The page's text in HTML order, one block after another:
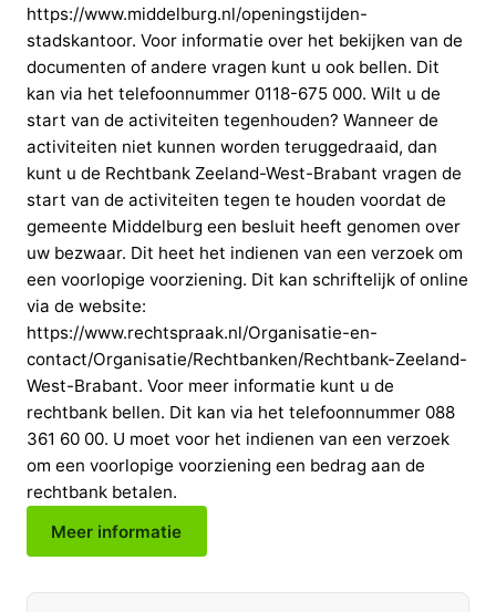
https://www.middelburg.nl/openingstijden-
stadskantoor. Voor informatie over het bekijken van de
documenten of andere vragen kunt u ook bellen. Dit
kan via het telefoonnummer 0118-675 000. Wilt u de
start van de activiteiten tegenhouden? Wanneer de
activiteiten niet kunnen worden teruggedraaid, dan
kunt u de Rechtbank Zeeland-West-Brabant vragen de
start van de activiteiten tegen te houden voordat de
gemeente Middelburg een besluit heeft genomen over
uw bezwaar. Dit heet het indienen van een verzoek om
een voorlopige voorziening. Dit kan schriftelijk of online
via de website:
https://www.rechtspraak.nl/Organisatie-en-
contact/Organisatie/Rechtbanken/Rechtbank-Zeeland-
West-Brabant. Voor meer informatie kunt u de
rechtbank bellen. Dit kan via het telefoonnummer 088
361 60 00. U moet voor het indienen van een verzoek
om een voorlopige voorziening een bedrag aan de
rechtbank betalen.
Meer informatie